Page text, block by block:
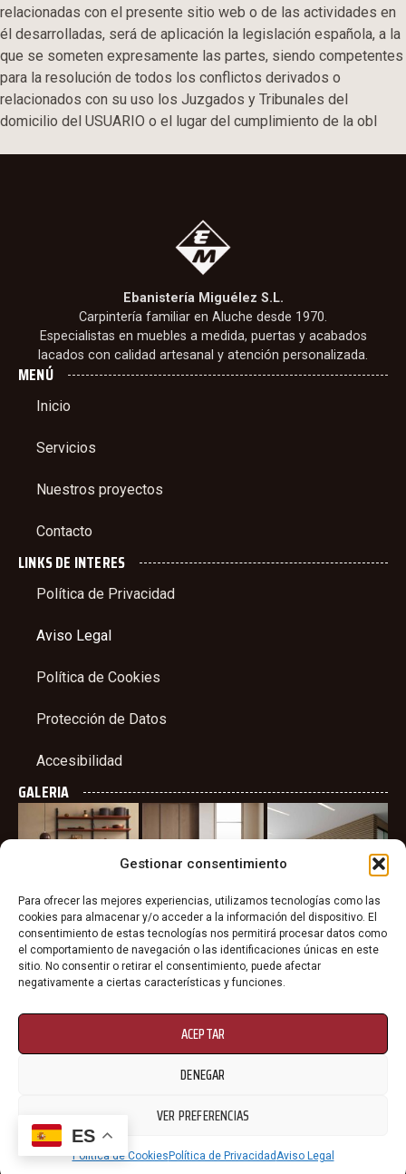
Gestionar consentimiento
Para ofrecer las mejores experiencias, utilizamos tecnologías como las
cookies para almacenar y/o acceder a la información del dispositivo. El
consentimiento de estas tecnologías nos permitirá procesar datos como
el comportamiento de navegación o las identificaciones únicas en este
sitio. No consentir o retirar el consentimiento, puede afectar
negativamente a ciertas características y funciones.
ACEPTAR
DENEGAR
VER PREFERENCIAS
Política de Cookies Política de PrivacidadAviso Legal
relacionadas con el presente sitio web o de las actividades en
él desarrolladas, será de aplicación la legislación española, a la
que se someten expresamente las partes, siendo competentes
para la resolución de todos los conflictos derivados o
relacionados con su uso los Juzgados y Tribunales del
domicilio del USUARIO o el lugar del cumplimiento de la obl
Ebanistería Miguélez S.L.
Carpintería familiar en Aluche desde 1970.
Especialistas en muebles a medida, puertas y acabados
lacados con calidad artesanal y atención personalizada.
MENÚ
Inicio
Servicios
Nuestros proyectos
Contacto
LINKS DE INTERES
Política de Privacidad
Aviso Legal
Política de Cookies
Protección de Datos
Accesibilidad
GALERIA
ES